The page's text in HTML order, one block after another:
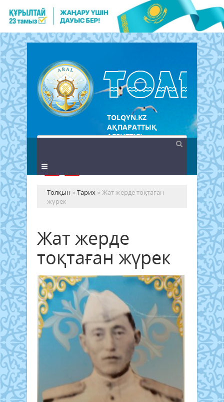
TOLQYN.KZ
АҚПАРАТТЫҚ
АГЕНТТІГІ
Толқын »Тарих » Жат жерде тоқтаған
жүрек
Жат жерде
тоқтаған жүрек